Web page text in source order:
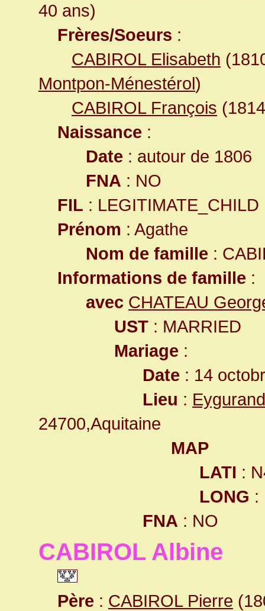
40 ans)
Frères/Soeurs :
CABIROL Elisabeth
Montpon-Ménestérol)
CABIROL François
Naissance :
Date : autour de 1806
FNA : NO
FIL : LEGITIMATE_CHILD
Prénom : Agathe
Nom de famille :
Informations de famille :
avec CHATEAU
UST : MARRIED
Mariage :
Date : 14
Lieu :
24700,Aquitaine
MAP
LATI :
LONG :
FNA : NO
CABIROL Albine
Père : CABIROL Pierre